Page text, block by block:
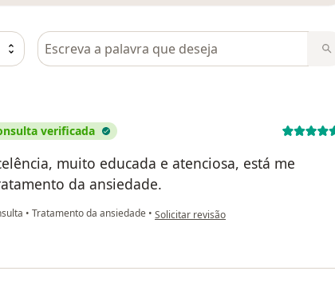
Pesquisar em opiniões
verificada
muito educada e atenciosa, está me
da ansiedade.
• Tratamento da ansiedade • na opinião do utilizador Melissa Castro
Solicitar revisão